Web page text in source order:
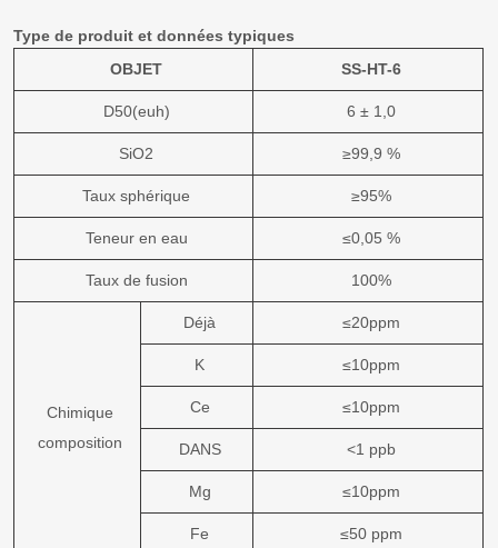
Type de produit et données typiques
OBJET
SS-HT-6
D50(euh) 6 ± 1,0
SiO2 ≥99,9 %
Taux sphérique ≥95%
Teneur en eau ≤0,05 %
Taux de fusion 100%
Chimique
composition
Déjà ≤20ppm
K ≤10ppm
Ce ≤10ppm
DANS <1 ppb
Mg ≤10ppm
Fe ≤50 ppm